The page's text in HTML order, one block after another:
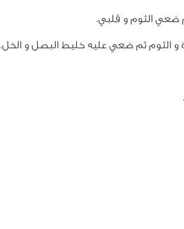
ضعي الثوم و قلبي.
و الثوم ثم ضعي عليه خليط البصل و الخل.